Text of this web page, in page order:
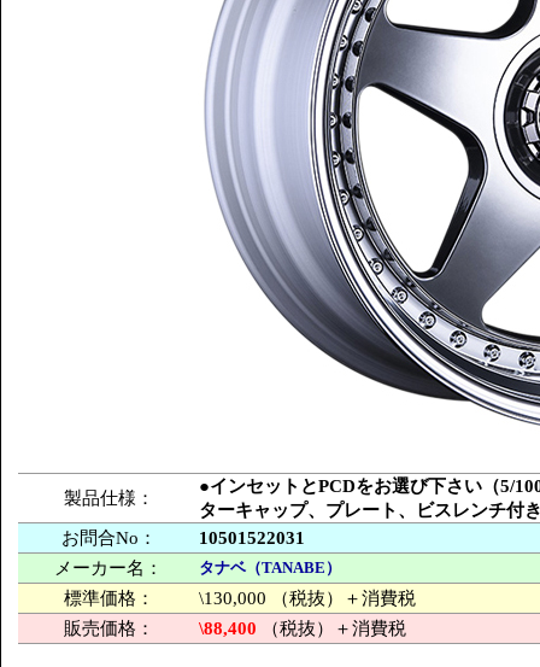
製品仕様：
●インセットとPCDをお選び下さい（5/
ターキャップ、プレート、ビスレンチ付
お問合No：
10501522031
メーカー名：
タナベ（TANABE）
標準価格：
\130,000 （税抜）＋消費税
販売価格：
\88,400 （税抜）＋消費税